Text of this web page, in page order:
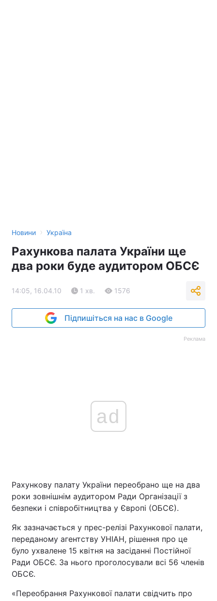
Новини › Україна
Рахункова палата України ще
два роки буде аудитором ОБСЄ
14:05, 16.04.10 1 хв. 1576
Підпишіться на нас в Google
Реклама
ad
Рахункову палату України переобрано ще на два
роки зовнішнім аудитором Ради Організації з
безпеки і співробітництва у Європі (ОБСЄ).
Як зазначається у прес-релізі Рахункової палати,
переданому агентству УНІАН, рішення про це
було ухвалене 15 квітня на засіданні Постійної
Ради ОБСЄ. За нього проголосували всі 56 членів
ОБСЄ.
«Переобрання Рахункової палати свідчить про